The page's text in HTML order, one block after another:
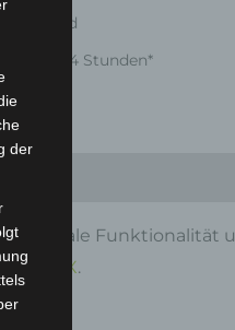
Versand
24 Stunden*
optimale Funktionalität
VSX.
der